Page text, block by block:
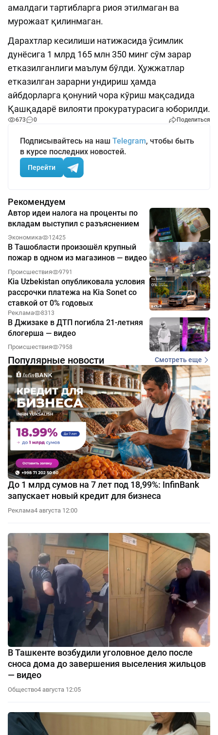
амалдаги тартибларга риоя этилмаган ва
мурожаат қилинмаган.
Дарахтлар кесилиши натижасида ўсимлик
дунёсига 1 млрд 165 млн 350 минг сўм зарар
етказилганлиги маълум бўлди. Ҳужжатлар
етказилган зарарни ундириш ҳамда
айбдорларга қонуний чора кўриш мақсадида
Қашқадарё вилояти прокуратурасига юборилди.
673 0 Поделиться
Подписывайтесь на наш Telegram, чтобы быть
в курсе последних новостей.
Перейти
Рекомендуем
Автор идеи налога на проценты по
вкладам выступил с разъяснением
Экономика 12425
В Ташобласти произошёл крупный
пожар в одном из магазинов — видео
Происшествия 9791
Kia Uzbekistan опубликовала условия
рассрочки платежа на Kia Sonet со
ставкой от 0% годовых
Реклама 8313
В Джизаке в ДТП погибла 21-летняя
блогерша — видео
Происшествия 7958
Популярные новости Смотреть еще
До 1 млрд сумов на 7 лет под 18,99%: InfinBank
запускает новый кредит для бизнеса
Реклама4 августа 12:00
В Ташкенте возбудили уголовное дело после
сноса дома до завершения выселения жильцов
— видео
Общество4 августа 12:05